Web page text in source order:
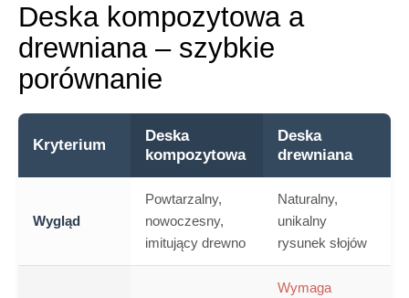
Deska kompozytowa a
drewniana – szybkie
porównanie
Kryterium
Deska
kompozytowa
Deska
drewniana
Wygląd
Powtarzalny,
nowoczesny,
imitujący drewno
Naturalny,
unikalny
rysunek słojów
Wymaga